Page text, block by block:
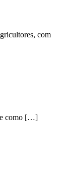
com
como […]